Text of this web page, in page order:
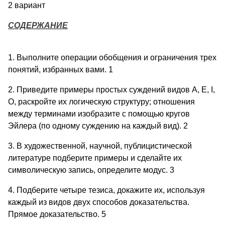
2 вариант
СОДЕРЖАНИЕ
1. Выполните операции обобщения и ограничения трех
понятий, избранных вами. 1
2. Приведите примеры простых суждений видов А, Е, I,
O, раскройте их логическую структуру; отношения
между терминами изобразите с помощью кругов
Эйлера (по одному суждению на каждый вид). 2
3. В художественной, научной, публицистической
литературе подберите примеры и сделайте их
символическую запись, определите модус. 3
4. Подберите четыре тезиса, докажите их, используя
каждый из видов двух способов доказательства.
Прямое доказательство. 5